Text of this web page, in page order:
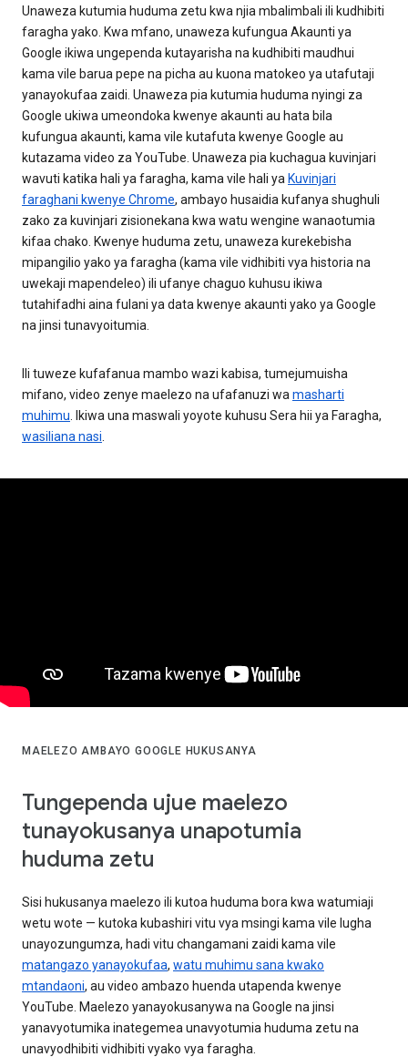
Unaweza kutumia huduma zetu kwa njia mbalimbali ili kudhibiti
faragha yako. Kwa mfano, unaweza kufungua Akaunti ya
Google ikiwa ungependa kutayarisha na kudhibiti maudhui
kama vile barua pepe na picha au kuona matokeo ya utafutaji
yanayokufaa zaidi. Unaweza pia kutumia huduma nyingi za
Google ukiwa umeondoka kwenye akaunti au hata bila
kufungua akaunti, kama vile kutafuta kwenye Google au
kutazama video za YouTube. Unaweza pia kuchagua kuvinjari
wavuti katika hali ya faragha, kama vile hali ya Kuvinjari
faraghani kwenye Chrome, ambayo husaidia kufanya shughuli
zako za kuvinjari zisionekana kwa watu wengine wanaotumia
kifaa chako. Kwenye huduma zetu, unaweza kurekebisha
mipangilio yako ya faragha (kama vile vidhibiti vya historia na
uwekaji mapendeleo) ili ufanye chaguo kuhusu ikiwa
tutahifadhi aina fulani ya data kwenye akaunti yako ya Google
na jinsi tunavyoitumia.
Ili tuweze kufafanua mambo wazi kabisa, tumejumuisha
mifano, video zenye maelezo na ufafanuzi wa masharti
muhimu . Ikiwa una maswali yoyote kuhusu Sera hii ya Faragha,
wasiliana nasi
MAELEZO AMBAYO GOOGLE HUKUSANYA
Tungependa ujue maelezo
tunayokusanya unapotumia
huduma zetu
Sisi hukusanya maelezo ili kutoa huduma bora kwa watumiaji
wetu wote — kutoka kubashiri vitu vya msingi kama vile lugha
unayozungumza, hadi vitu changamani zaidi kama vile
matangazo yanayokufaa, watu muhimu sana kwako
mtandaoni, au video ambazo huenda utapenda kwenye
YouTube. Maelezo yanayokusanywa na Google na jinsi
yanavyotumika inategemea unavyotumia huduma zetu na
unavyodhibiti vidhibiti vyako vya faragha.